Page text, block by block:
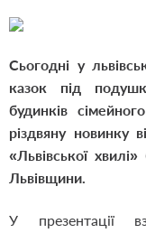
Сьогодні у
казок під
будинків
різдвяну новинку
«Львівської
Львівщини.
У презентації